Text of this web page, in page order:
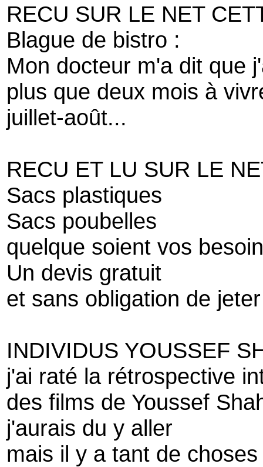
RECU SUR LE NET
Blague de bistro :
Mon docteur m'a dit que
plus que deux mois à
juillet-août...
RECU ET LU SUR LE
Sacs plastiques
Sacs poubelles
quelque soient vos
Un devis gratuit
et sans obligation de jeter
INDIVIDUS YOUSSEF
j'ai raté la rétrospective
des films de Youssef
j'aurais du y aller
mais il y a tant de